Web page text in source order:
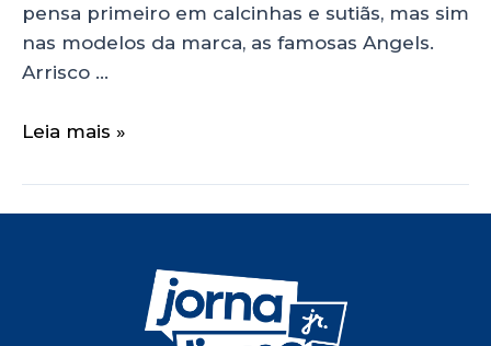
pensa primeiro em calcinhas e sutiãs, mas sim
nas modelos da marca, as famosas Angels.
Arrisco …
Leia mais »